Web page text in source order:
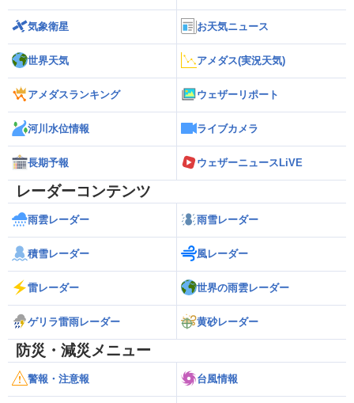
気象衛星 お天気ニュース
世界天気 アメダス(実況天気)
アメダスランキング ウェザーリポート
河川水位情報 ライブカメラ
長期予報 ウェザーニュースLiVE
レーダーコンテンツ
雨雲レーダー 雨雪レーダー
積雪レーダー 風レーダー
雷レーダー 世界の雨雲レーダー
ゲリラ雷雨レーダー 黄砂レーダー
防災・減災メニュー
警報・注意報 台風情報